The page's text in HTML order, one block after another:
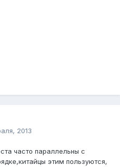
2013
часто параллельны с
этим пользуются,